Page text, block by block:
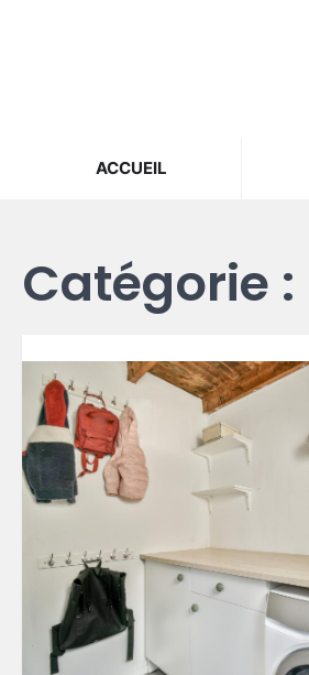
ACCUEIL
Catégorie :